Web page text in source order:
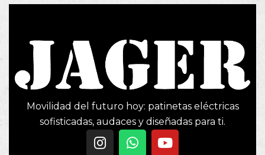
Movilidad del futuro hoy: patinetas eléctricas
sofisticadas, audaces y diseñadas para ti.